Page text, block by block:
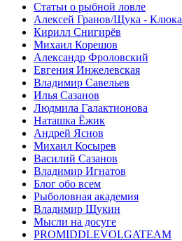
Статьи о рыбной ловле
Алексей Гранов/Щука - Клюка
Кирилл Снигирёв
Михаил Корешов
Александр Фроловский
Евгения Инжелевская
Владимир Савельев
Илья Сазанов
Людмила Галактионова
Наташка Ёжик
Андрей Яснов
Михаил Косырев
Василий Сазанов
Владимир Игнатов
Блог обо всем
Рыболовная академия
Владимир Щукин
Мысли на досуге
PROMIDDLEVOLGATEAM